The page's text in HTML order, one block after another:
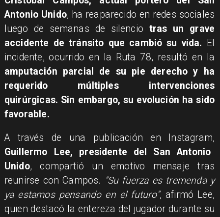
Antonio Unido, ha reaparecido en redes sociales
luego de semanas de silencio tras un grave
accidente de tránsito que cambió su vida. El
incidente, ocurrido en la Ruta 78, resultó en la
amputación parcial de su pie derecho y ha
requerido múltiples intervenciones
quirúrgicas. Sin embargo, su evolución ha sido
favorable.
A través de una publicación en Instagram,
Guillermo Lee, presidente del San Antonio
Unido, compartió un emotivo mensaje tras
reunirse con Campos.
"Su fuerza es tremenda y
ya estamos pensando en el futuro", afirmó Lee,
quien destacó la entereza del jugador durante su